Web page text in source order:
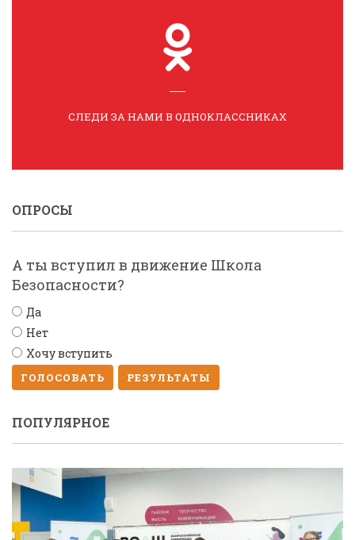
СЛЕДИ ЗА НАМИ В ОДНОКЛАССНИКАХ
ОПРОСЫ
А ты вступил в движение Школа
Безопасности?
Да
Нет
Хочу вступить
ГОЛОСОВАТЬ РЕЗУЛЬТАТЫ
ПОПУЛЯРНОЕ